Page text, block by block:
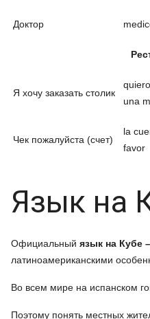
Доктор
Я хочу заказать столик
una
Чек пожалуйста (счет)
la
favor
Язык на
Официальный язык на Кубе
латиноамериканскими
Во всем мире на испанском
Поэтому понять местных